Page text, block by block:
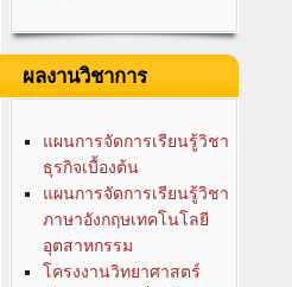
ผลงานวิชาการ
แผนการจัดการเรียนรู้วิชา
ธุรกิจเบื้องต้น
แผนการจัดการเรียนรู้วิชา
ภาษาอังกฤษเทคโนโลยี
อุตสาหกรรม
โครงงานวิทยาศาสตร์